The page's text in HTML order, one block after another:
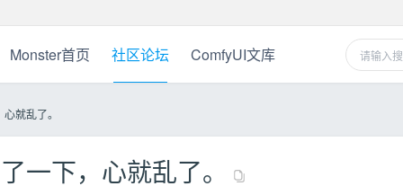
Monster首页 社区论坛 ComfyUI文库
就乱了。
一下，心就乱了。